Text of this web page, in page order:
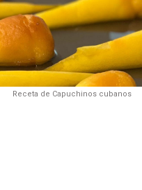
Receta de Capuchinos cubanos